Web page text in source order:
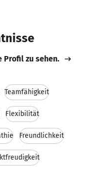
Profil zu sehen.
Teamfähigkeit
Flexibilität
Freundlichkeit